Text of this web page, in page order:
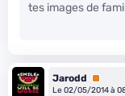
tes images de
Jarodd
Premium
Le 02/05/2014 à